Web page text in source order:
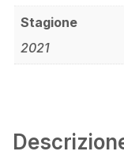
Stagione
2021